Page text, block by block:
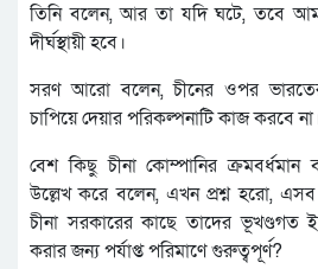
তিনি বলেন, আর তা যদি ঘটে, তবে
দীর্ঘস্থায়ী হবে।
সরণ আরো বলেন, চীনের ওপর
চাপিয়ে দেয়ার পরিকল্পনাটি কাজ করবে
বেশ কিছু চীনা কোম্পানির
উল্লেখ করে বলেন, এখন প্রশ্ন হরো, এসব
চীনা সরকারের কাছে তাদের ভূখণ্ডগত
করার জন্য পর্যাপ্ত পরিমাণে গুরুত্বপূর্ণ?